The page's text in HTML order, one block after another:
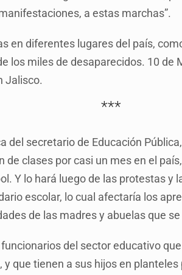
a estas marchas”.
en diferentes lugares del país,
los miles de desaparecidos. 10 de
Jalisco.
***
del secretario de Educación Pública,
de clases por casi un mes en el
Y lo hará luego de las protestas y
escolar, lo cual afectaría los
de las madres y abuelas que
del sector educativo
que tienen a sus hijos en